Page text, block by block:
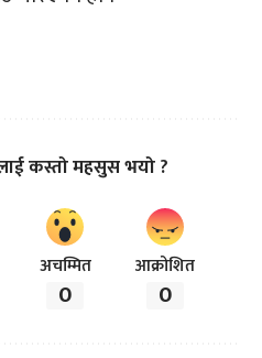
कस्तो महसुस भयो ?
अचम्मित
0
आक्रोशित
0